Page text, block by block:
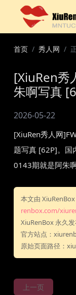
首页 秀人网
[XiuRen秀
朱啊写真
2026-05-22
[XiuRen秀人网
题写真 [62P]。国
0143期就是阿朱
本文由
renbox.com/
XiuRenBox 永久发
官方站点：
原始页面路径：
上一页